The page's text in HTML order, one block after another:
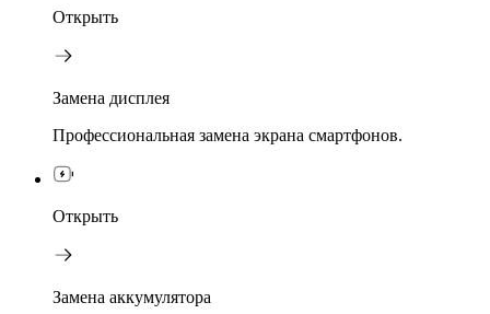
Открыть
Замена дисплея
Профессиональная замена экрана смартфонов.
Открыть
Замена аккумулятора